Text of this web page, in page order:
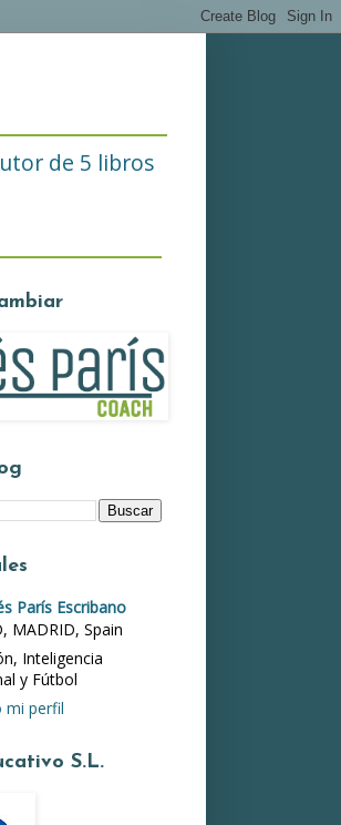
de 5 libros
París Escribano
MADRID, Spain
Inteligencia
y Fútbol
mi perfil
S.L.